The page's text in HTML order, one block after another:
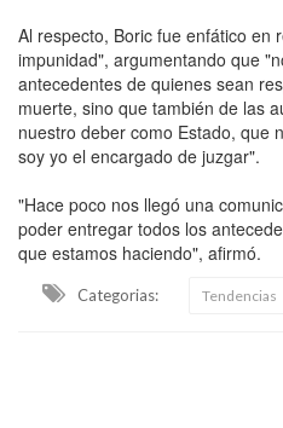
Al respecto, Boric fue enfático en
impunidad", argumentando que
antecedentes de quienes sean
muerte, sino que también de las
nuestro deber como Estado, que
soy yo el encargado de juzgar".
"Hace poco nos llegó una
poder entregar todos los
que estamos haciendo", afirmó.
Categorias: Tendencias